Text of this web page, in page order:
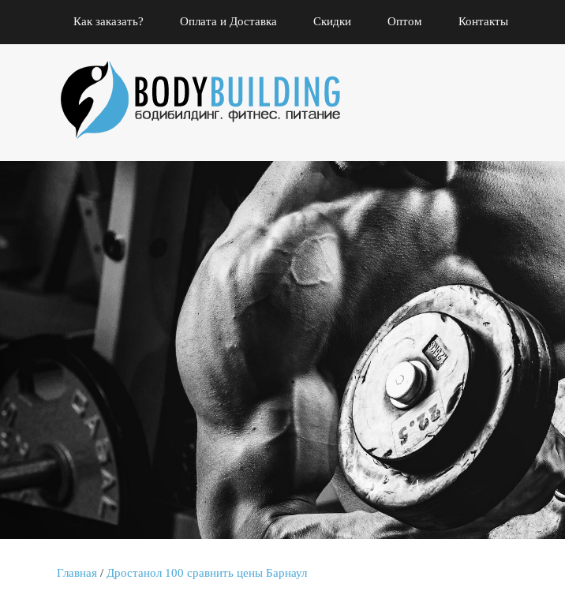
Как заказать? Оплата и Доставка Скидки Оптом Контакты
Главная / Дростанол 100 сравнить цены Барнаул